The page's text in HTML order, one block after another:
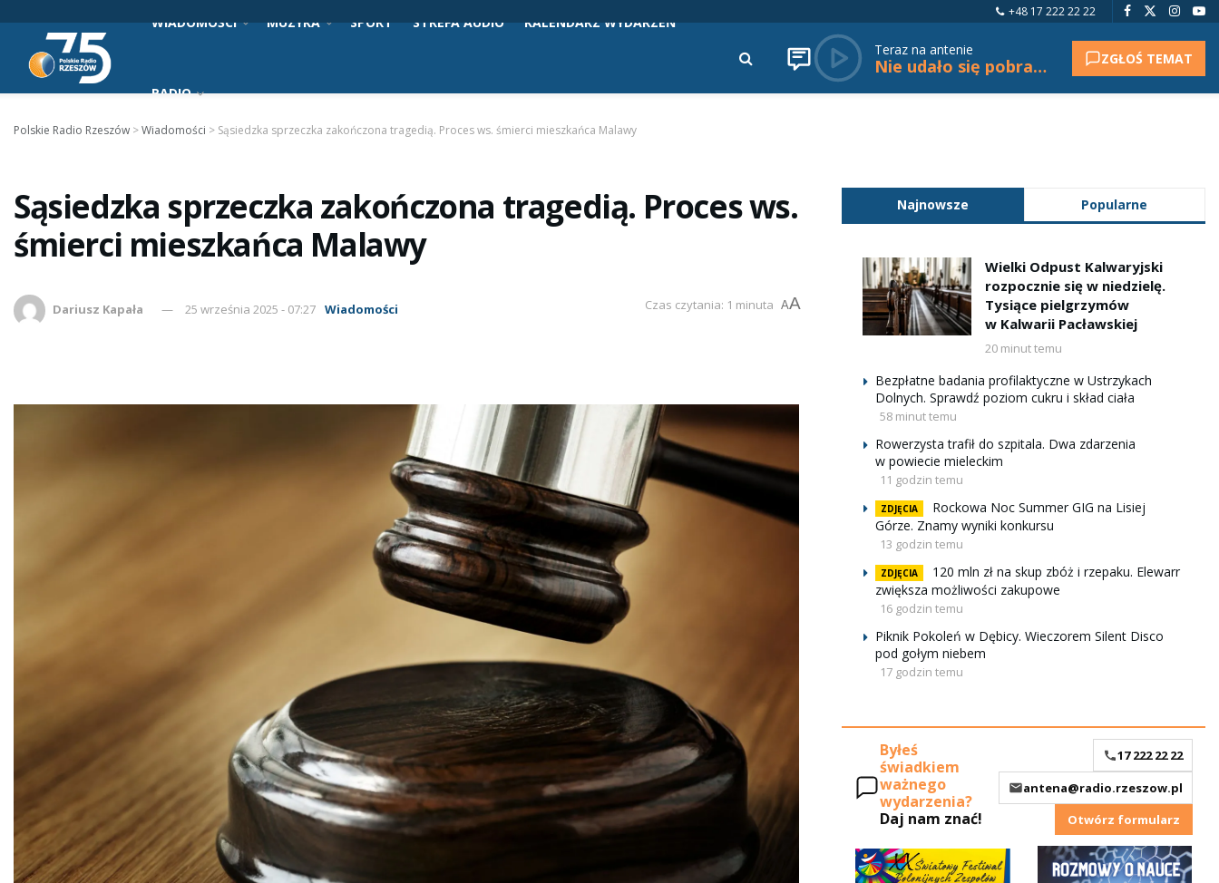
+48 17 222 22 22
WIADOMOŚCI MUZYKA SPORT STREFA AUDIO KALENDARZ WYDARZEŃ
RADIO
Teraz na antenie
Nie udało się pobrać tytułu. ZGŁOŚ TEMAT
Polskie Radio Rzeszów >Wiadomości > Sąsiedzka sprzeczka zakończona tragedią. Proces ws. śmierci mieszkańca Malawy
Sąsiedzka sprzeczka zakończona tragedią. Proces ws.
śmierci mieszkańca Malawy
Dariusz Kapała 25 września 2025 - 07:27 Wiadomości Czas czytania: 1 minuta AA
Najnowsze Popularne
Wielki Odpust Kalwaryjski
rozpocznie się w niedzielę.
Tysiące pielgrzymów
w Kalwarii Pacławskiej
20 minut temu
Bezpłatne badania profilaktyczne w Ustrzykach
Dolnych. Sprawdź poziom cukru i skład ciała
58 minut temu
Rowerzysta trafił do szpitala. Dwa zdarzenia
w powiecie mieleckim
11 godzin temu
ZDJĘCIA
Rockowa Noc Summer GIG na Lisiej
Górze. Znamy wyniki konkursu
13 godzin temu
ZDJĘCIA
120 mln zł na skup zbóż i rzepaku. Elewarr
zwiększa możliwości zakupowe
16 godzin temu
Piknik Pokoleń w Dębicy. Wieczorem Silent Disco
pod gołym niebem
17 godzin temu
Byłeś
świadkiem
ważnego
wydarzenia?
Daj nam znać!
17 222 22 22
antena@radio.rzeszow.pl
Otwórz formularz